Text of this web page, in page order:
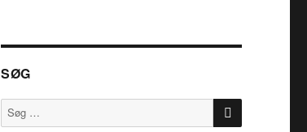
SØG
Søg
efter:
SØG